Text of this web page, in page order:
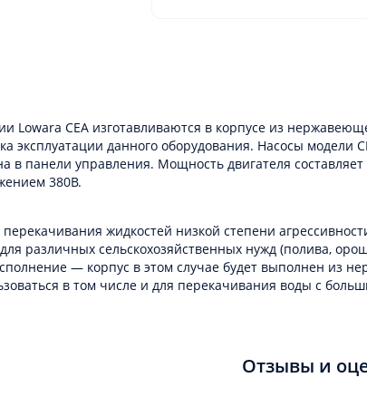
Lowara CEA изготавливаются в корпусе из
эксплуатации данного оборудования. Насосы
панели управления. Мощность двигателя
380В.
жидкостей низкой степени
различных сельскохозяйственных нужд (полива,
— корпус в этом случае будет выполнен из
в том числе и для перекачивания воды с
Отзывы и